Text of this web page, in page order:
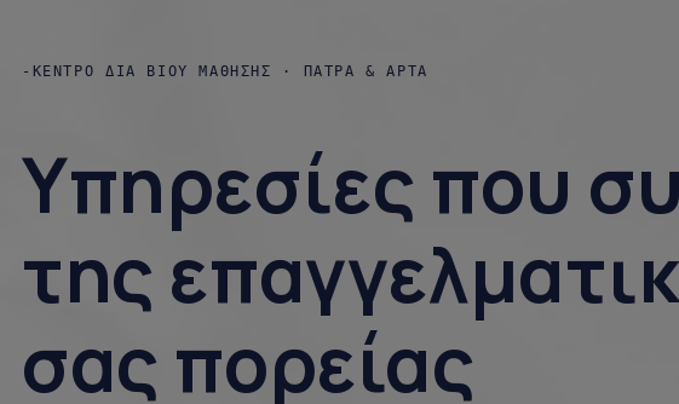
-ΚEΝΤΡΟ ΔΙA ΒΙΟΥ ΜΑΘΗΣΗΣ · ΠΑΤΡΑ & ΑΡΤΑ
Υπηρεσίες που
της
σας πορείας